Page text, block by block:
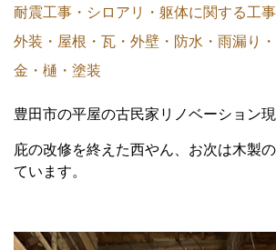
耐震工事・シロアリ・躯体に関する工事
外装・屋根・瓦・外壁・防水・雨漏り
金・樋・塗装
豊田市の平屋の古民家リノベーション現
庇の改修を終えた西やん、お次は木製
ています。